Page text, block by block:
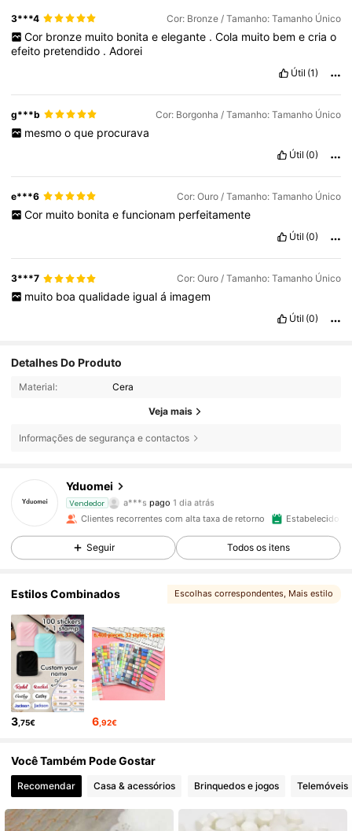
3***4 Cor: Bronze / Tamanho: Tamanho Único
Cor bronze muito bonita e elegante . Cola muito bem e cria o
efeito pretendido .Adorei
Útil (1)
g***b Cor: Borgonha / Tamanho: Tamanho Único
mesmo o que procurava
Útil (0)
e***6 Cor: Ouro / Tamanho: Tamanho Único
Cor muito bonita e funcionam perfeitamente
Útil (0)
3***7 Cor: Ouro / Tamanho: Tamanho Único
muito boa qualidade igual á imagem
Útil (0)
Detalhes Do Produto
Material: Cera
Veja mais
Informações de segurança e contactos
Yduomei
Vendedor
4,94 1K Seguidores
4,94
a***s pago 1 dia atrás
1K Seguidores
4,94 1K Seguidores
4,94 1K Seguidores
4,94 1K Seguidores
Clientes recorrentes com alta taxa de retorno Estabelecido
Seguir Todos os itens
Estilos Combinados Escolhas correspondentes, Mais estilo
3 ,75€ 6 ,92€
Você Também Pode Gostar
Recomendar Casa & acessórios Brinquedos e jogos Telemóveis